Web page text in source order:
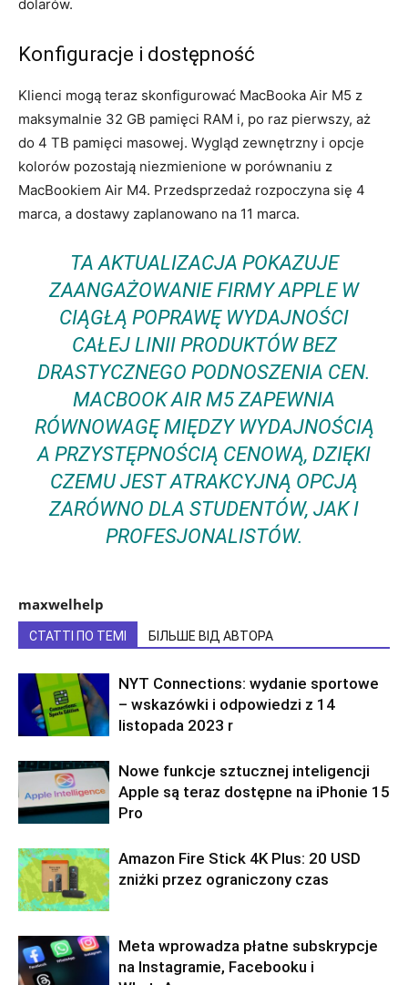
dolarów.
Konfiguracje i dostępność
Klienci mogą teraz skonfigurować MacBooka Air M5 z
maksymalnie 32 GB pamięci RAM i, po raz pierwszy, aż
do 4 TB pamięci masowej. Wygląd zewnętrzny i opcje
kolorów pozostają niezmienione w porównaniu z
MacBookiem Air M4. Przedsprzedaż rozpoczyna się 4
marca, a dostawy zaplanowano na 11 marca.
TA AKTUALIZACJA POKAZUJE
ZAANGAŻOWANIE FIRMY APPLE W
CIĄGŁĄ POPRAWĘ WYDAJNOŚCI
CAŁEJ LINII PRODUKTÓW BEZ
DRASTYCZNEGO PODNOSZENIA CEN.
MACBOOK AIR M5 ZAPEWNIA
RÓWNOWAGĘ MIĘDZY WYDAJNOŚCIĄ
A PRZYSTĘPNOŚCIĄ CENOWĄ, DZIĘKI
CZEMU JEST ATRAKCYJNĄ OPCJĄ
ZARÓWNO DLA STUDENTÓW, JAK I
PROFESJONALISTÓW.
maxwelhelp
СТАТТІ ПО ТЕМІ БІЛЬШЕ ВІД АВТОРА
NYT Connections: wydanie sportowe
– wskazówki i odpowiedzi z 14
listopada 2023 r
Nowe funkcje sztucznej inteligencji
Apple są teraz dostępne na iPhonie 15
Pro
Amazon Fire Stick 4K Plus: 20 USD
zniżki przez ograniczony czas
Meta wprowadza płatne subskrypcje
na Instagramie, Facebooku i